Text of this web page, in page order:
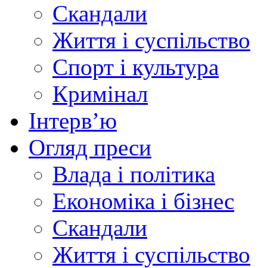
Скандали
Життя і суспільство
Спорт і культура
Кримінал
Інтерв’ю
Огляд преси
Влада і політика
Економіка і бізнес
Скандали
Життя і суспільство